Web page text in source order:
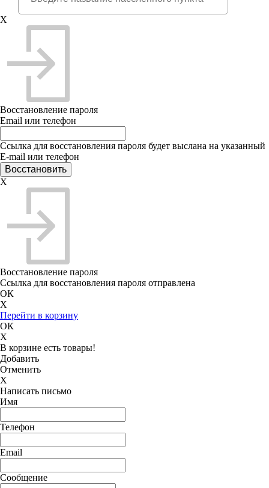
X
Восстановление пароля
Email или телефон
Ссылка для восстановления пароля будет выслана на указанный
E-mail или телефон
X
Восстановление пароля
Ссылка для восстановления пароля отправлена
ОК
X
Перейти в корзину
ОК
X
В корзине есть товары!
Добавить
Отменить
X
Написать письмо
Имя
Телефон
Email
Сообщение